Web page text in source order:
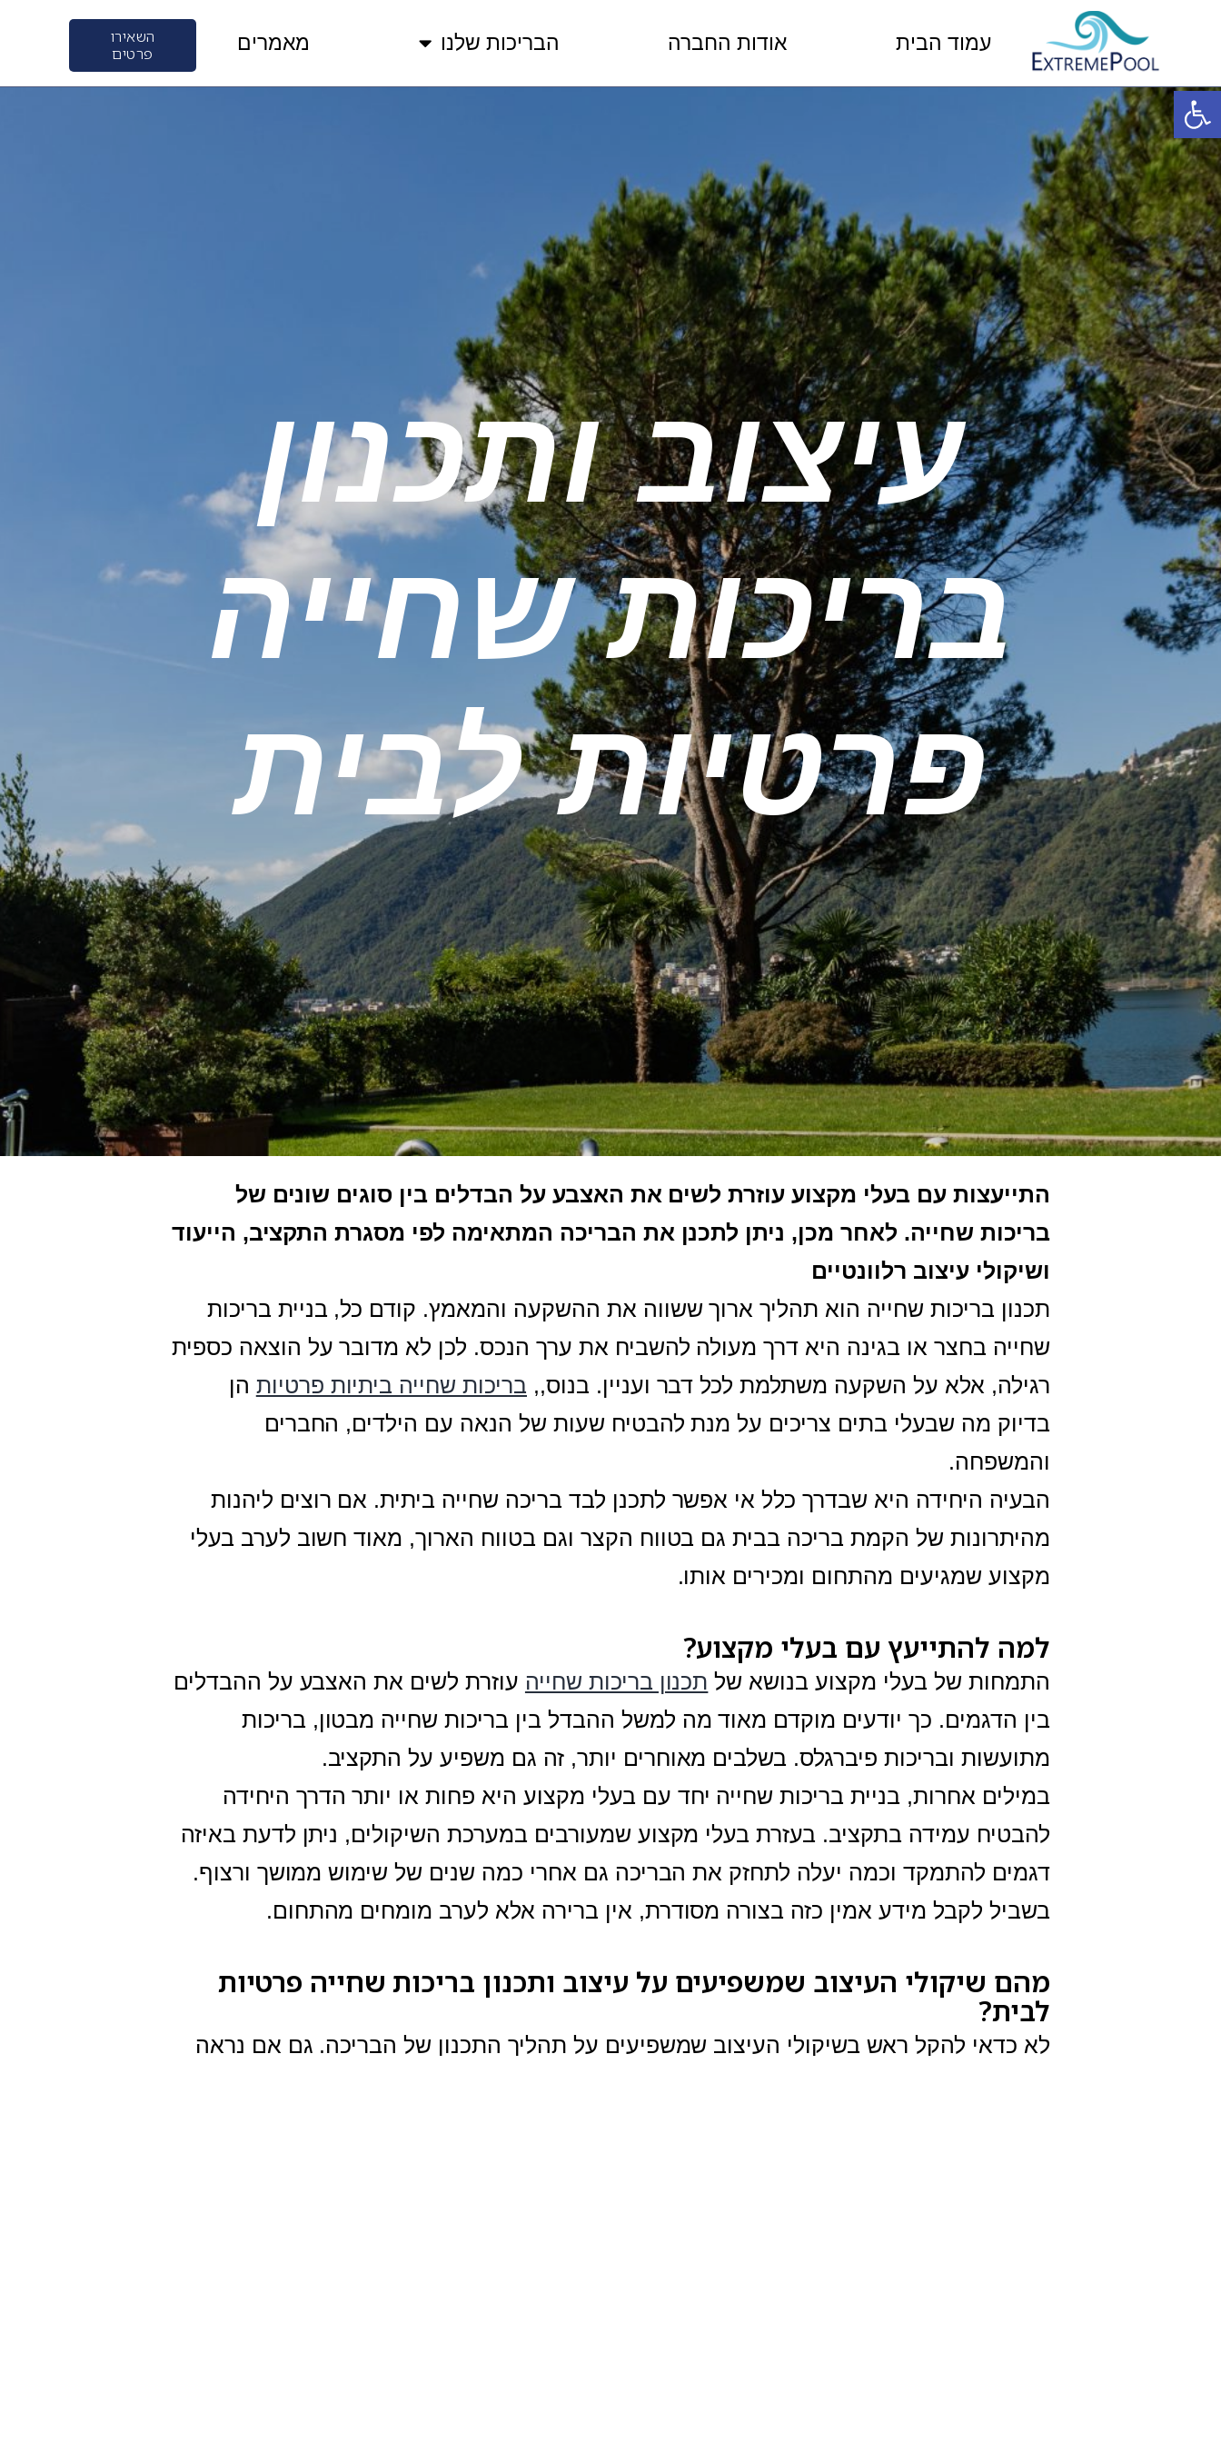
פתח סרגל נגישות
עמוד הבית אודות החברה הבריכות שלנו מאמרים
השאירו
פרטים
עיצוב ותכנון
בריכות שחייה
פרטיות לבית
התייעצות עם בעלי מקצוע עוזרת לשים את האצבע על הבדלים בין סוגים שונים של
בריכות שחייה. לאחר מכן, ניתן לתכנן את הבריכה המתאימה לפי מסגרת התקציב, הייעוד
ושיקולי עיצוב רלוונטיים
תכנון בריכות שחייה הוא תהליך ארוך ששווה את ההשקעה והמאמץ. קודם כל, בניית בריכות
שחייה בחצר או בגינה היא דרך מעולה להשביח את ערך הנכס. לכן לא מדובר על הוצאה כספית
רגילה, אלא על השקעה משתלמת לכל דבר ועניין. בנוס,, בריכות שחייה ביתיות פרטיות הן
בדיוק מה שבעלי בתים צריכים על מנת להבטיח שעות של הנאה עם הילדים, החברים
והמשפחה.
הבעיה היחידה היא שבדרך כלל אי אפשר לתכנן לבד בריכה שחייה ביתית. אם רוצים ליהנות
מהיתרונות של הקמת בריכה בבית גם בטווח הקצר וגם בטווח הארוך, מאוד חשוב לערב בעלי
מקצוע שמגיעים מהתחום ומכירים אותו.
למה להתייעץ עם בעלי מקצוע?
התמחות של בעלי מקצוע בנושא של תכנון בריכות שחייה עוזרת לשים את האצבע על ההבדלים
בין הדגמים. כך יודעים מוקדם מאוד מה למשל ההבדל בין בריכות שחייה מבטון, בריכות
מתועשות ובריכות פיברגלס. בשלבים מאוחרים יותר, זה גם משפיע על התקציב.
במילים אחרות, בניית בריכות שחייה יחד עם בעלי מקצוע היא פחות או יותר הדרך היחידה
להבטיח עמידה בתקציב. בעזרת בעלי מקצוע שמעורבים במערכת השיקולים, ניתן לדעת באיזה
דגמים להתמקד וכמה יעלה לתחזק את הבריכה גם אחרי כמה שנים של שימוש ממושך ורצוף.
בשביל לקבל מידע אמין כזה בצורה מסודרת, אין ברירה אלא לערב מומחים מהתחום.
מהם שיקולי העיצוב שמשפיעים על עיצוב ותכנון בריכות שחייה פרטיות
לבית?
לא כדאי להקל ראש בשיקולי העיצוב שמשפיעים על תהליך התכנון של הבריכה. גם אם נראה